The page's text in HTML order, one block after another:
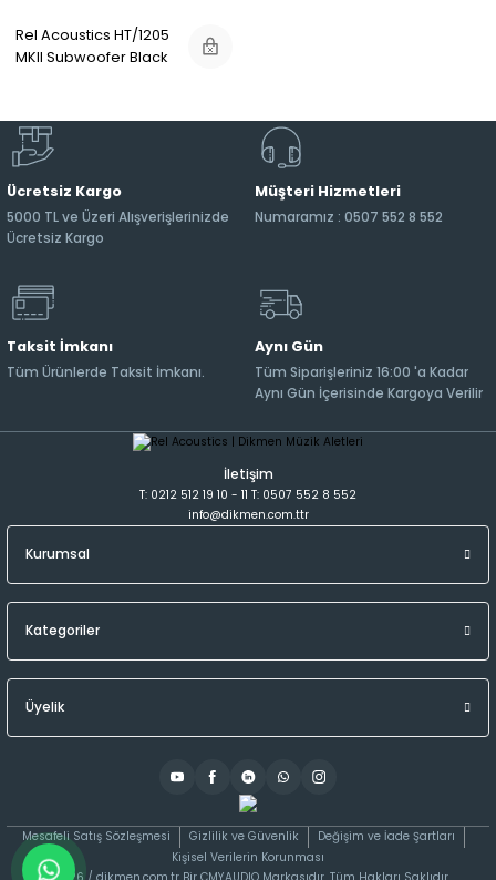
Rel Acoustics HT/1205
MKII Subwoofer Black
Ücretsiz Kargo
5000 TL ve Üzeri Alışverişlerinizde
Ücretsiz Kargo
Müşteri Hizmetleri
Numaramız : 0507 552 8 552
Taksit İmkanı
Tüm Ürünlerde Taksit İmkanı.
Aynı Gün
Tüm Siparişleriniz 16:00 'a Kadar
Aynı Gün İçerisinde Kargoya Verilir
İletişim
T: 0212 512 19 10 - 11 T: 0507 552 8 552
info@dikmen.com.ttr
Kurumsal
Kategoriler
Üyelik
Mesafeli Satış Sözleşmesi Gizlilik ve Güvenlik
Değişim ve İade Şartları
Kişisel Verilerin Korunması